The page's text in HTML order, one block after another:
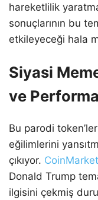
hareketlilik
sonuçlarının bu
etkileyeceği hala
Siyasi
ve
Bu parodi
eğilimlerini
çıkıyor.
Donald Trump
ilgisini çekmiş